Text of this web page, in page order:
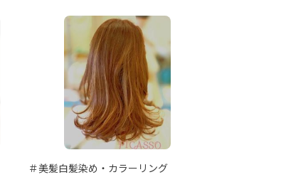
＃美髪白髪染め・カラーリング